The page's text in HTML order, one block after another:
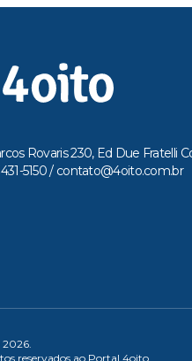
Rovaris 230, Ed Due Fratelli
5150 / contato@4oito.com.br
reservados ao Portal 4oito